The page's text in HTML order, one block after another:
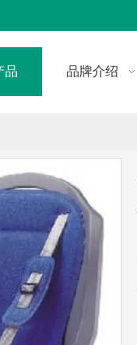
品 品牌介绍